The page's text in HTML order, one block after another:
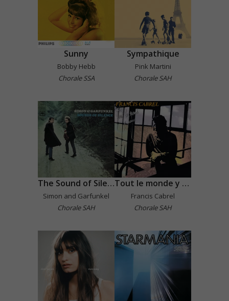
Sunny
Bobby Hebb
Chorale SSA
Sympathique
Pink Martini
Chorale SAH
The Sound of Silence
Simon and Garfunkel
Chorale SAH
Tout le monde y pense
Francis Cabrel
Chorale SAH